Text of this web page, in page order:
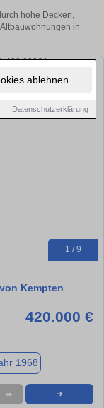
ablehnen
Datenschutzerklärung
hohe Decken,
in
1 / 9
Kempten
420.000 €
1968
➦ ➜